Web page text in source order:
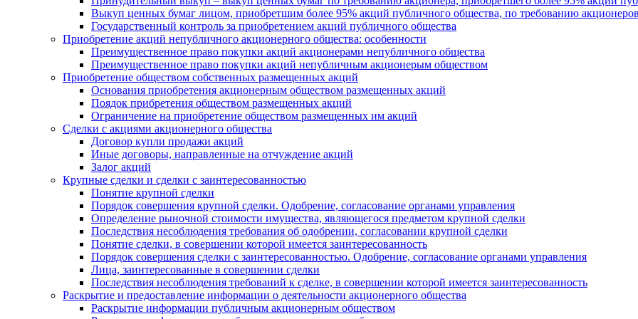
Выкуп ценных бумаг лицом, приобретшим более 95% акций публичного общества, по требованию акционеров
Государственный контроль за приобретением акций публичного общества
Приобретение акций непубличного акционерного общества: особенности
Преимущественное право покупки акций акционерами непубличного общества
Преимущественное право покупки акций непубличным акционерым обществом
Приобретение обществом собственных размещенных акций
Основания приобретения акционерным обществом размещенных акций
Поядок прибретения обществом размещенных акций
Ограничение на приобретение обществом размещенных им акций
Сделки с акциями акционерного общества
Договор купли продажи акций
Иные договоры, направленные на отчуждение акций
Залог акций
Крупные сделки и сделки с заинтересованностью
Понятие крупной сделки
Порядок совершения крупной сделки. Одобрение, согласование органами управления
Определение рыночной стоимости имущества, являющегося предметом крупной сделки
Последствия несоблюдения требования об одобрении, согласовании крупной сделки
Понятие сделки, в совершении которой имеется заинтересованность
Порядок совершения сделки с заинтересованностью. Одобрение, согласование органами управления
Лица, заинтересованные в совершении сделки
Последствия несоблюдения требований к сделке, в совершении которой имеется заинтересованность
Раскрытие и предоставление информации о деятельности акционерного общества
Раскрытие информации публичным акционерным обществом